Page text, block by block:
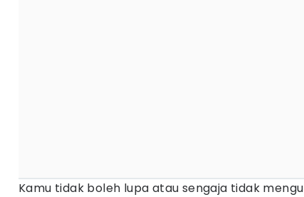
Kamu tidak boleh lupa atau sengaja tidak